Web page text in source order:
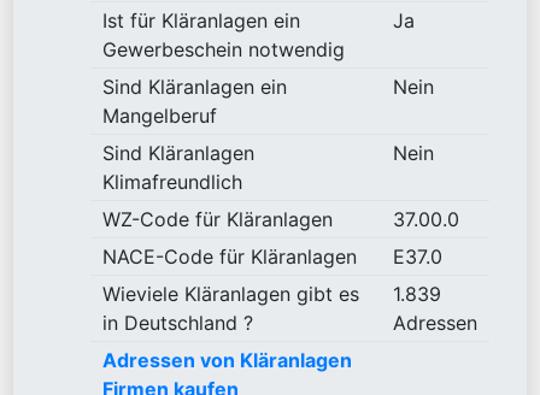
Ist für Kläranlagen ein
Gewerbeschein notwendig
Ja
Sind Kläranlagen ein
Mangelberuf
Nein
Sind Kläranlagen
Klimafreundlich
Nein
WZ-Code für Kläranlagen
37.00.0
NACE-Code für Kläranlagen
E37.0
Wieviele Kläranlagen gibt es
in Deutschland ?
1.839
Adressen
Adressen von Kläranlagen
Firmen kaufen